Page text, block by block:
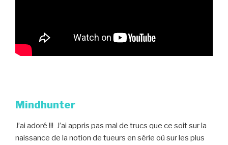
Mindhunter
J’ai adoré !!! J’ai appris pas mal de trucs que ce soit sur la
naissance de la notion de tueurs en série où sur les plus